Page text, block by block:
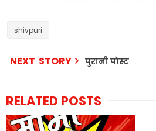
shivpuri
NEXT STORY पुरानी पोस्ट
RELATED POSTS